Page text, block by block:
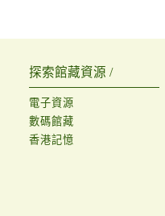
探索館藏資源 /
電子資源
數碼館藏
香港記憶